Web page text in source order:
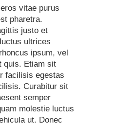
vitae purus
pharetra.
justo et
ultrices
ipsum, vel
quis. Etiam sit
facilisis egestas
Curabitur sit
semper
molestie luctus
ut. Donec